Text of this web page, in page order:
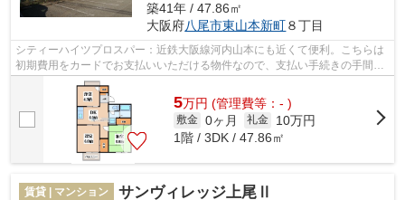
築41年 / 47.86㎡
大阪府八尾市東山本新町８丁目
シティーハイツプロスパー：近鉄大阪線河内山本にも近くて便利。こちらは
初期費用をカードでお支払いいただける物件なので、支払い手続きの手間が
省けます。防犯対策もバッチリなマン...
5万円 (管理費等：- )
敷金 0ヶ月 礼金
10万円
1階 / 3DK / 47.86㎡
賃貸 | マンション サンヴィレッジ上尾Ⅱ